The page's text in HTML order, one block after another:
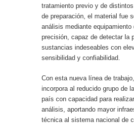
tratamiento previo y de
de preparación, el material fue
análisis mediante equipamiento
precisión, capaz de detectar la
sustancias indeseables con
sensibilidad y confiabilidad.
Con esta nueva línea de
incorpora al reducido grupo de
país con capacidad para
análisis, aportando mayor
técnica al sistema nacional de